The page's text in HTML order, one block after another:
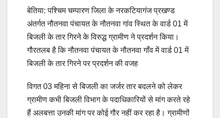
बेतिया: पश्चिम चम्पारण जिला के नरकटियागंज प्रखण्ड
अंतर्गत नौतनवा पंचायत के नौतनवा गांव स्थित के वार्ड 01 में
बिजली के तार गिरने के विरुद्ध ग्रामीण ने प्रदर्शन किया।
गौरतलब है कि नौतनवा पंचायत के नौतनवा गाँव में वार्ड 01 में
बिजली के तार गिरने पर प्रदर्शन की वजह
विगत 03 महिना से बिजली का जर्जर तार बदलने को लेकर
ग्रामीण कभी बिजली विभाग के पदाधिकारियों से मांग करते रहे
हैं अलबत्ता उनकी मांग पर कोई गौर नहीं कर रहा है। ग्रामीणों